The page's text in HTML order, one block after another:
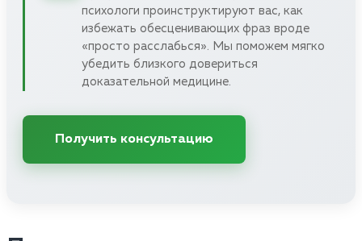
психологи проинструктируют вас, как
избежать обесценивающих фраз вроде
«просто расслабься». Мы поможем мягко
убедить близкого довериться
доказательной медицине.
Получить консультацию